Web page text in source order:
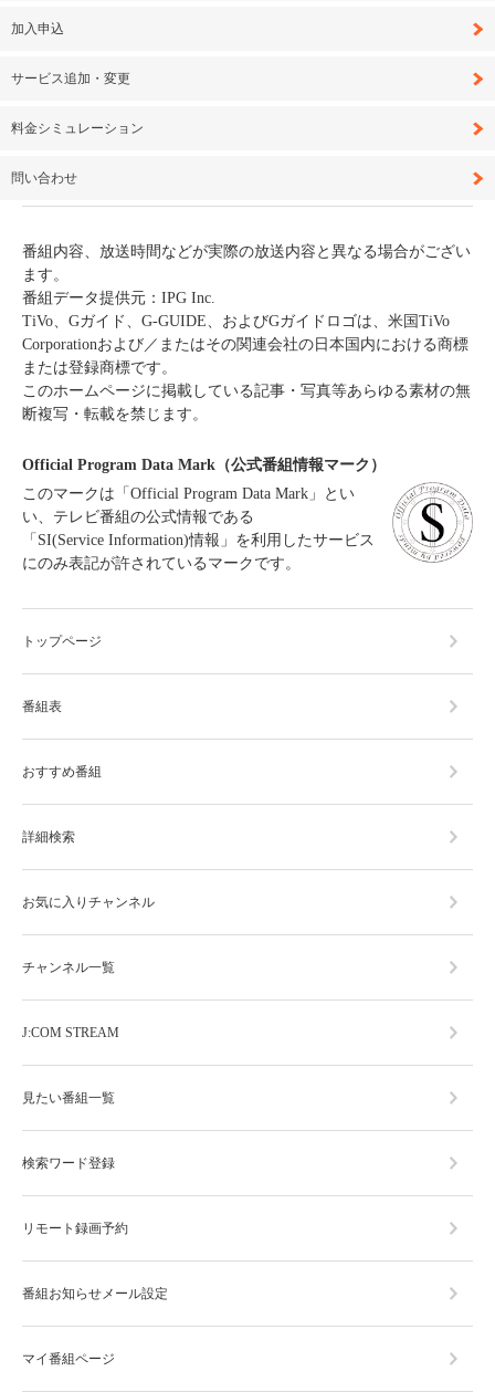
加入申込
サービス追加・変更
料金シミュレーション
問い合わせ
番組内容、放送時間などが実際の放送内容と異なる場合がござい
ます。
番組データ提供元：IPG Inc.
TiVo、Gガイド、G-GUIDE、およびGガイドロゴは、米国TiVo
Corporationおよび／またはその関連会社の日本国内における商標
または登録商標です。
このホームページに掲載している記事・写真等あらゆる素材の無
断複写・転載を禁じます。
Official Program Data Mark（公式番組情報マーク）
このマークは「Official Program Data Mark」とい
い、テレビ番組の公式情報である
「SI(Service Information)情報」を利用したサービス
にのみ表記が許されているマークです。
トップページ
番組表
おすすめ番組
詳細検索
お気に入りチャンネル
チャンネル一覧
J:COM STREAM
見たい番組一覧
検索ワード登録
リモート録画予約
番組お知らせメール設定
マイ番組ページ